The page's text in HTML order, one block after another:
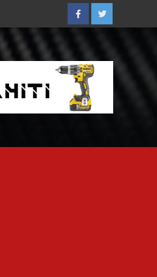
FacebookTwitter